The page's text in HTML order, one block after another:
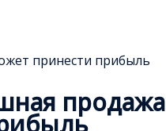
принести прибыль
продажа